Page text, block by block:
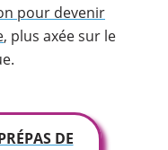
pour devenir
, plus axée sur le
DE